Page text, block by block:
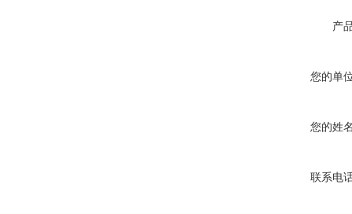
产
您的单
您的姓
联系电